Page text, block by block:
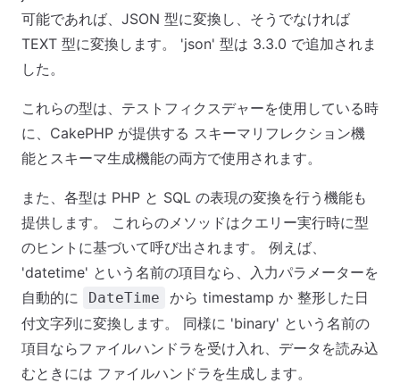
可能であれば、JSON 型に変換し、そうでなければ
TEXT 型に変換します。 'json' 型は 3.3.0 で追加されま
した。
これらの型は、テストフィクスデャーを使用している時
に、CakePHP が提供する スキーマリフレクション機
能とスキーマ生成機能の両方で使用されます。
また、各型は PHP と SQL の表現の変換を行う機能も
提供します。 これらのメソッドはクエリー実行時に型
のヒントに基づいて呼び出されます。 例えば、
'datetime' という名前の項目なら、入力パラメーターを
自動的に
DateTime
から timestamp か 整形した日
付文字列に変換します。 同様に 'binary' という名前の
項目ならファイルハンドラを受け入れ、データを読み込
むときには ファイルハンドラを生成します。